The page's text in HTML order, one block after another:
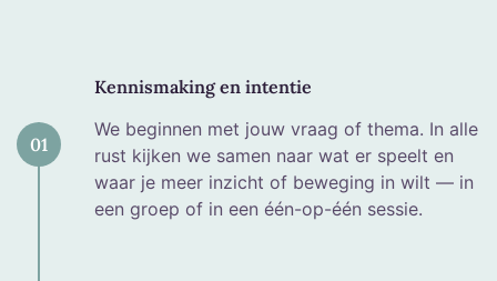
Kennismaking en intentie
We beginnen met jouw vraag of thema. In alle
rust kijken we samen naar wat er speelt en
waar je meer inzicht of beweging in wilt — in
een groep of in een één-op-één sessie.
01